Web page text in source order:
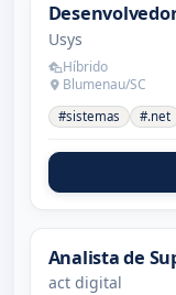
Usys
Híbrido
Blumenau/SC
#sistemas #.net
Analista de
act digital